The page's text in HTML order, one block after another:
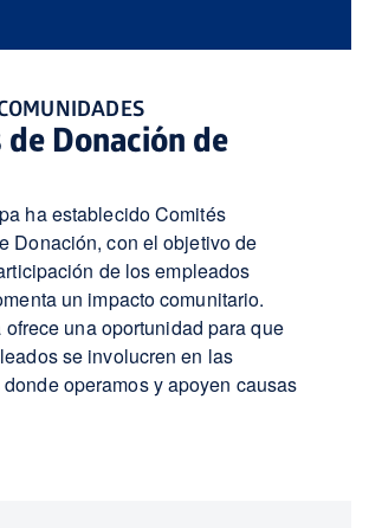
Donación de
ha establecido Comités
Donación, con el objetivo de
de los empleados
un impacto comunitario.
ofrece una oportunidad para que
se involucren en las
operamos y apoyen causas